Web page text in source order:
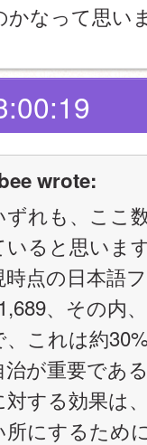
かなって思い
wrote:
ずれも、ここ
いると思いま
時点の日本語
、その内
、これは約
治が重要であ
対する効果は
所にするため